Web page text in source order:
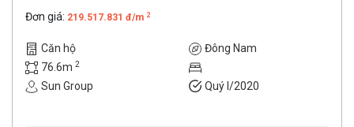
Đơn giá: 219.517.831 đ/m 2
Căn hộ
Đông Nam
76.6m 2
Sun Group Quý I/2020